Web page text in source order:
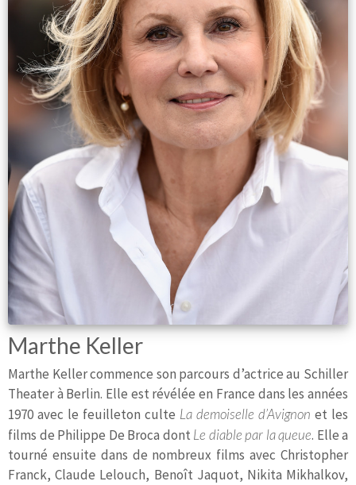
Marthe Keller
Marthe Keller commence son parcours d’actrice au Schiller
Theater à Berlin. Elle est révélée en France dans les années
1970 avec le feuilleton culte La demoiselle d’Avignon et les
films de Philippe De Broca dont Le diable par la queue. Elle a
tourné ensuite dans de nombreux films avec Christopher
Franck, Claude Lelouch, Benoît Jaquot, Nikita Mikhalkov,